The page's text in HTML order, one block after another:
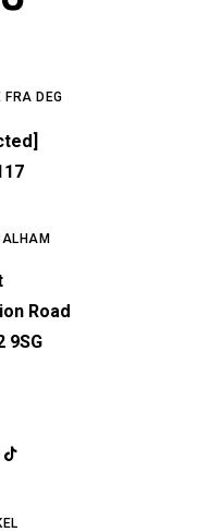
FRA DEG
Road
9SG